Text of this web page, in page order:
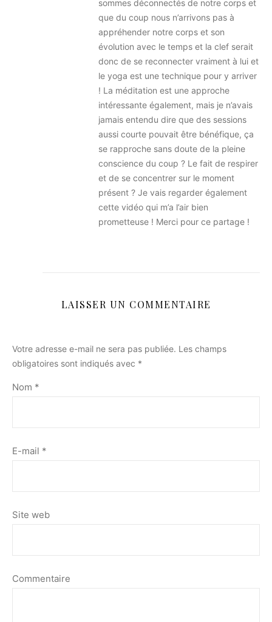
sommes déconnectés de notre corps et
que du coup nous n’arrivons pas à
appréhender notre corps et son
évolution avec le temps et la clef serait
donc de se reconnecter vraiment à lui et
le yoga est une technique pour y arriver
! La méditation est une approche
intéressante également, mais je n’avais
jamais entendu dire que des sessions
aussi courte pouvait être bénéfique, ça
se rapproche sans doute de la pleine
conscience du coup ? Le fait de respirer
et de se concentrer sur le moment
présent ? Je vais regarder également
cette vidéo qui m’a l’air bien
prometteuse ! Merci pour ce partage !
LAISSER UN COMMENTAIRE
Votre adresse e-mail ne sera pas publiée. Les champs
obligatoires sont indiqués avec *
Nom *
E-mail *
Site web
Commentaire